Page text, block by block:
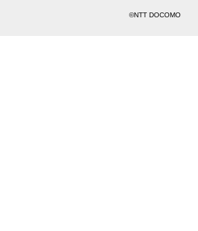
©NTT DOCOMO